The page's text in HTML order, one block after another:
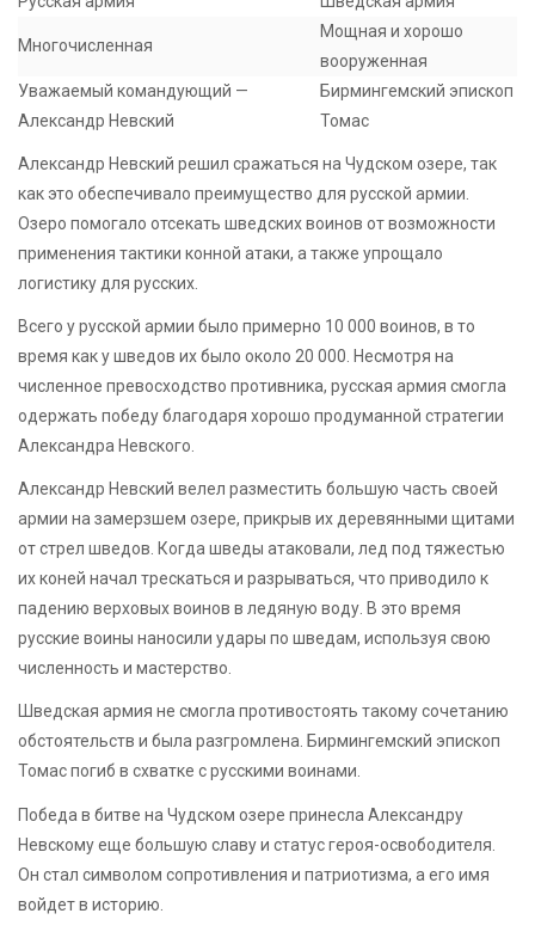
Многочисленная
Мощная и хорошо
вооруженная
Уважаемый командующий —
Александр Невский
Бирмингемский эпископ
Томас
Александр Невский решил сражаться на Чудском озере, так
как это обеспечивало преимущество для русской армии.
Озеро помогало отсекать шведских воинов от возможности
применения тактики конной атаки, а также упрощало
логистику для русских.
Всего у русской армии было примерно 10 000 воинов, в то
время как у шведов их было около 20 000. Несмотря на
численное превосходство противника, русская армия смогла
одержать победу благодаря хорошо продуманной стратегии
Александра Невского.
Александр Невский велел разместить большую часть своей
армии на замерзшем озере, прикрыв их деревянными щитами
от стрел шведов. Когда шведы атаковали, лед под тяжестью
их коней начал трескаться и разрываться, что приводило к
падению верховых воинов в ледяную воду. В это время
русские воины наносили удары по шведам, используя свою
численность и мастерство.
Шведская армия не смогла противостоять такому сочетанию
обстоятельств и была разгромлена. Бирмингемский эпископ
Томас погиб в схватке с русскими воинами.
Победа в битве на Чудском озере принесла Александру
Невскому еще большую славу и статус героя-освободителя.
Он стал символом сопротивления и патриотизма, а его имя
войдет в историю.